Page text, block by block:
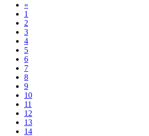
«
1
2
3
4
5
6
7
8
9
10
11
12
13
14